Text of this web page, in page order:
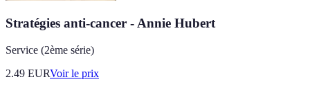
Stratégies anti-cancer - Annie Hubert
Service (2ème série)
2.49 EURVoir le prix